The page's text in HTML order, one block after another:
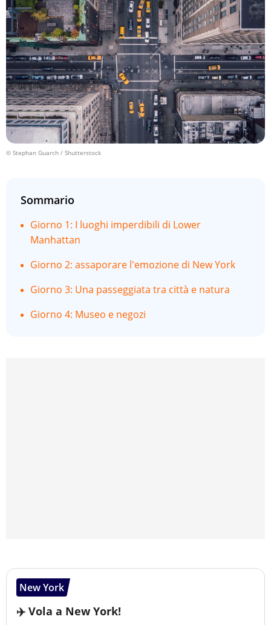
© Stephan Guarch / Shutterstock
Sommario
Giorno 1: I luoghi imperdibili di Lower
Manhattan
Giorno 2: assaporare l'emozione di New York
Giorno 3: Una passeggiata tra città e natura
Giorno 4: Museo e negozi
New York
✈️ Vola a New York!